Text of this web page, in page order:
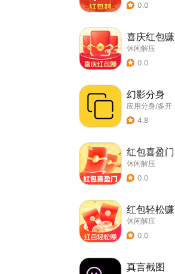
0.0
喜庆红包赚
休闲解压
0.0
幻影分身
应用分身/多开
4.8
红包喜盈门
休闲解压
0.0
红包轻松赚
休闲解压
0.0
真言截图